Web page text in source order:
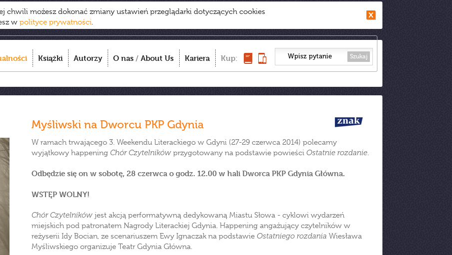
chwili możesz dokonać zmiany ustawień przeglądarki dotyczących cookies
w polityce prywatności.
Książki Autorzy O nas / About Us Kariera Kup: Szukaj
Myśliwski na Dworcu PKP Gdynia
W ramach trwającego 3. Weekendu Literackiego w Gdyni (27-29 czerwca 2014) polecamy
wyjątkowy happening Chór Czytelników przygotowany na podstawie powieści Ostatnie rozdanie.
Odbędzie się on w sobotę, 28 czerwca o godz. 12.00 w hali Dworca PKP Gdynia Główna.
WSTĘP WOLNY!
Chór Czytelników jest akcją performatywną dedykowaną Miastu Słowa - cyklowi wydarzeń
miejskich pod patronatem Nagrody Literackiej Gdynia. Happening angażujący czytelników w
reżyserii Idy Bocian, ze scenariuszem Ewy Ignaczak na podstawie Ostatniego rozdania Wiesława
Myśliwskiego organizuje Teatr Gdynia Główna.